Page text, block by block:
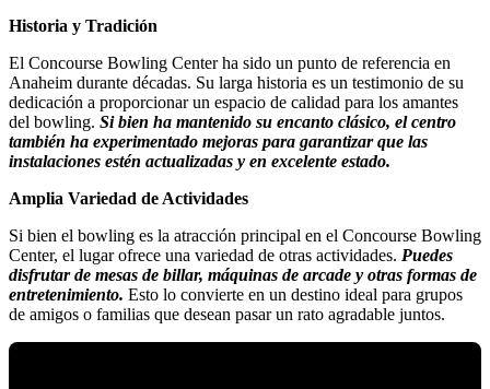
Historia y Tradición
El Concourse Bowling Center ha sido un punto de referencia en
Anaheim durante décadas. Su larga historia es un testimonio de su
dedicación a proporcionar un espacio de calidad para los amantes
del bowling. Si bien ha mantenido su encanto clásico, el centro
también ha experimentado mejoras para garantizar que las
instalaciones estén actualizadas y en excelente estado.
Amplia Variedad de Actividades
Si bien el bowling es la atracción principal en el Concourse Bowling
Center, el lugar ofrece una variedad de otras actividades. Puedes
disfrutar de mesas de billar, máquinas de arcade y otras formas de
entretenimiento. Esto lo convierte en un destino ideal para grupos
de amigos o familias que desean pasar un rato agradable juntos.